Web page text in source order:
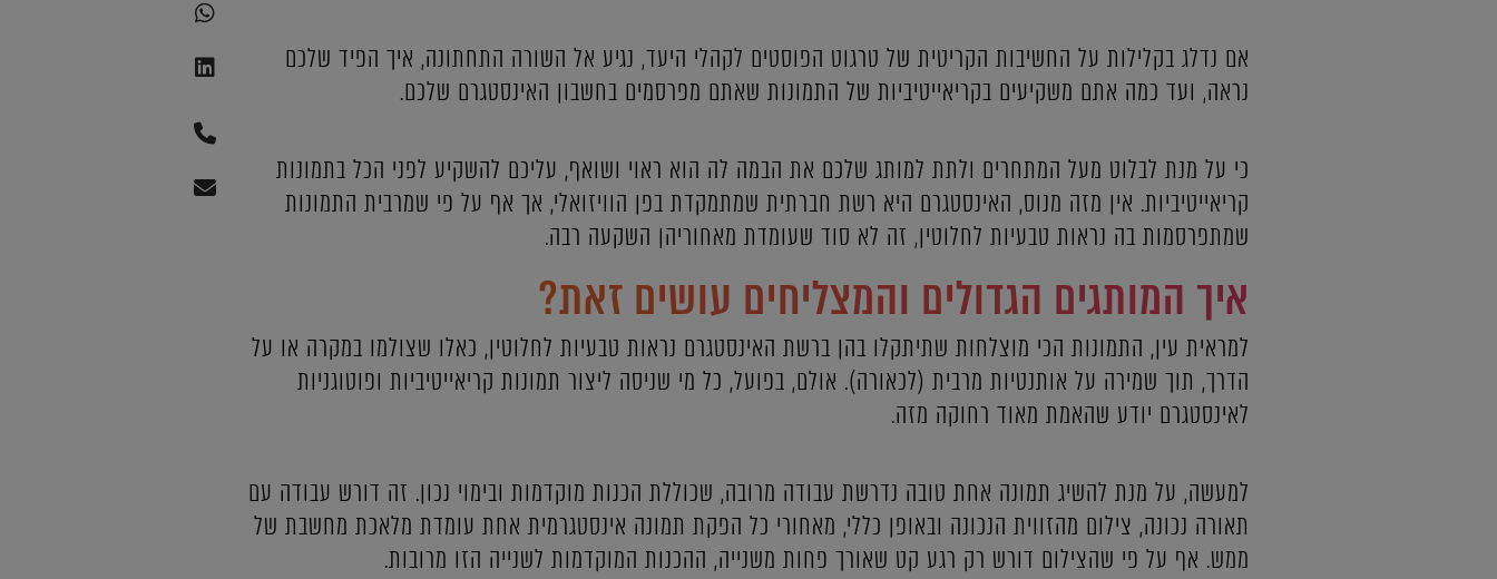
אם נדלג בקלילות על החשיבות הקריטית של טרגוט הפוסטים לקהלי היעד, נגיע אל השורה התחתונה, איך הפיד שלכם
נראה, ועד כמה אתם משקיעים בקריאייטיביות של התמונות שאתם מפרסמים בחשבון האינסטגרם שלכם.
כי על מנת לבלוט מעל המתחרים ולתת למותג שלכם את הבמה לה הוא ראוי ושואף, עליכם להשקיע לפני הכל בתמונות
קריאייטיביות. אין מזה מנוס, האינסטגרם היא רשת חברתית שמתמקדת בפן הוויזואלי, אך אף על פי שמרבית התמונות
שמתפרסמות בה נראות טבעיות לחלוטין, זה לא סוד שעומדת מאחוריהן השקעה רבה.
איך המותגים הגדולים והמצליחים עושים זאת?
למראית עין, התמונות הכי מוצלחות שתיתקלו בהן ברשת האינסטגרם נראות טבעיות לחלוטין, כאלו שצולמו במקרה או על
הדרך, תוך שמירה על אותנטיות מרבית (לכאורה). אולם, בפועל, כל מי שניסה ליצור תמונות קריאייטיביות ופוטוגניות
לאינסטגרם יודע שהאמת מאוד רחוקה מזה.
למעשה, על מנת להשיג תמונה אחת טובה נדרשת עבודה מרובה, שכוללת הכנות מוקדמות ובימוי נכון. זה דורש עבודה עם
תאורה נכונה, צילום מהזווית הנכונה ובאופן כללי, מאחורי כל הפקת תמונה אינסטגרמית אחת עומדת מלאכת מחשבת של
ממש. אף על פי שהצילום דורש רק רגע קט שאורך פחות משנייה, ההכנות המוקדמות לשנייה הזו מרובות.